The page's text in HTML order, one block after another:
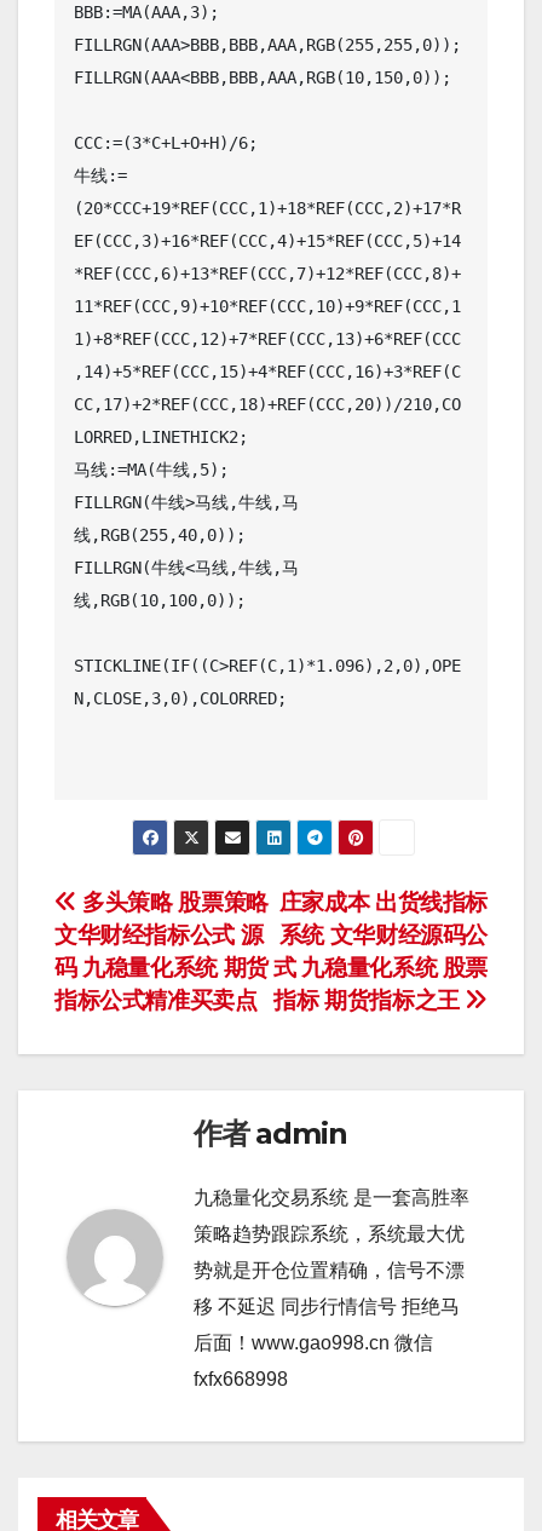
BBB:=MA(AAA,3);
FILLRGN(AAA>BBB,BBB,AAA,RGB(255,255,0));
FILLRGN(AAA<BBB,BBB,AAA,RGB(10,150,0));
CCC:=(3*C+L+O+H)/6;
牛线:=
(20*CCC+19*REF(CCC,1)+18*REF(CCC,2)+17*R
EF(CCC,3)+16*REF(CCC,4)+15*REF(CCC,5)+14
*REF(CCC,6)+13*REF(CCC,7)+12*REF(CCC,8)+
11*REF(CCC,9)+10*REF(CCC,10)+9*REF(CCC,1
1)+8*REF(CCC,12)+7*REF(CCC,13)+6*REF(CCC
,14)+5*REF(CCC,15)+4*REF(CCC,16)+3*REF(C
CC,17)+2*REF(CCC,18)+REF(CCC,20))/210,CO
LORRED,LINETHICK2;
马线:=MA(牛线,5);
FILLRGN(牛线>马线,牛线,马
线,RGB(255,40,0));
FILLRGN(牛线<马线,牛线,马
线,RGB(10,100,0));
STICKLINE(IF((C>REF(C,1)*1.096),2,0),OPE
N,CLOSE,3,0),COLORRED;
文
章
导
航
庄家成本 出货线指标
系统 文华财经源码公
式 九稳量化系统 股票
指标 期货指标之王
多头策略 股票策略
文华财经指标公式 源
码 九稳量化系统 期货
指标公式精准买卖点
作者admin
九稳量化交易系统 是一套高胜率
策略趋势跟踪系统，系统最大优
势就是开仓位置精确，信号不漂
移 不延迟 同步行情信号 拒绝马
后面！www.gao998.cn 微信
fxfx668998
相关文章